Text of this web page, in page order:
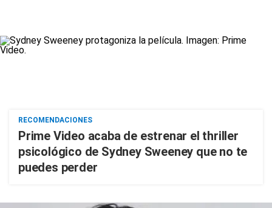
RECOMENDACIONES
Prime Video acaba de estrenar el thriller
psicológico de Sydney Sweeney que no te
puedes perder